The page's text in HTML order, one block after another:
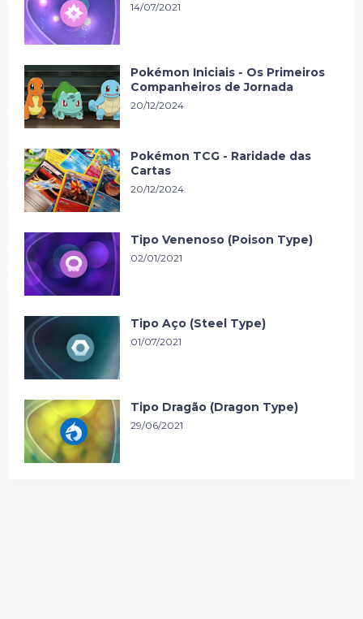
14/07/2021
Pokémon Iniciais - Os Primeiros
Companheiros de Jornada
20/12/2024
Pokémon TCG - Raridade das
Cartas
20/12/2024
Tipo Venenoso (Poison Type)
02/01/2021
Tipo Aço (Steel Type)
01/07/2021
Tipo Dragão (Dragon Type)
29/06/2021